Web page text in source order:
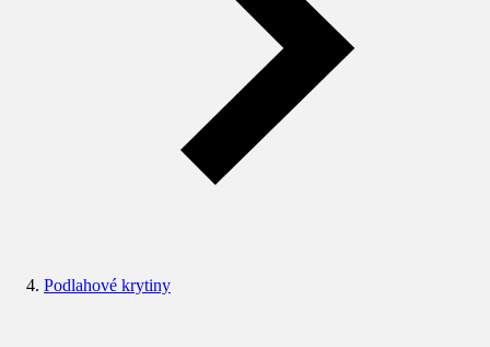
Podlahové krytiny